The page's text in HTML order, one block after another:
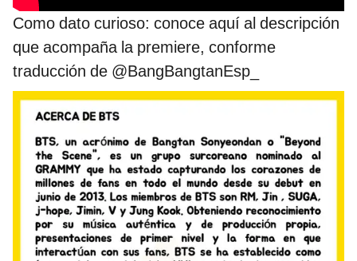
Como dato curioso: conoce aquí al descripción
que acompaña la premiere, conforme
traducción de @BangBangtanEsp_